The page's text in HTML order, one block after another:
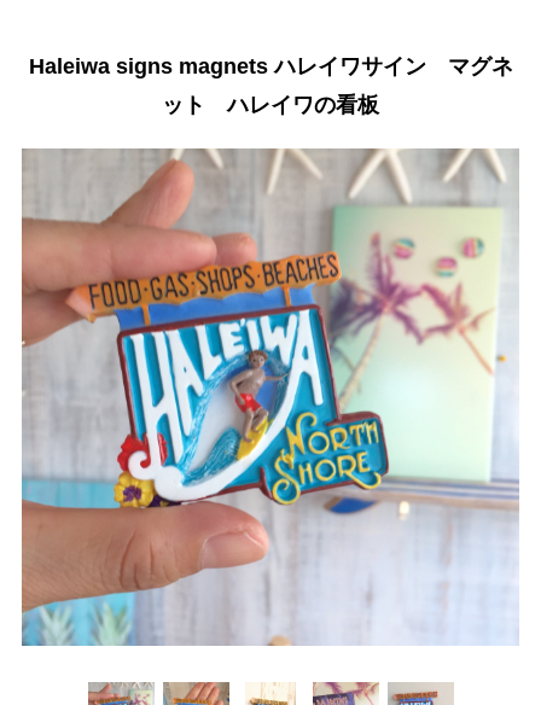
Haleiwa signs magnets ハレイワサイン マグネ
ット ハレイワの看板